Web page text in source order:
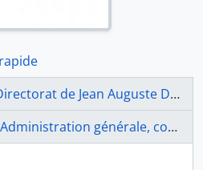
Jean Auguste Dominique Ingres (1835-1840)
générale, correspondance et envois des pensionnaires